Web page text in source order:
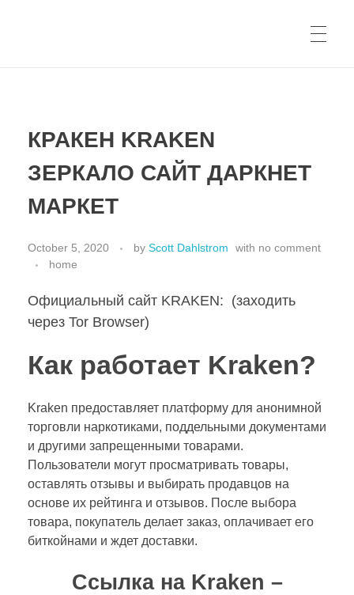
КРАКЕН KRAKEN
ЗЕРКАЛО САЙТ ДАРКНЕТ
МАРКЕТ
October 5, 2020 by Scott Dahlstrom with no comment
home
Официальный сайт KRAKEN: (заходить
через Tor Browser)
Как работает Kraken?
Kraken предоставляет платформу для анонимной
торговли наркотиками, поддельными документами
и другими запрещенными товарами.
Пользователи могут просматривать товары,
оставлять отзывы и выбирать продавцов на
основе их рейтинга и отзывов. После выбора
товара, покупатель делает заказ, оплачивает его
биткойнами и ждет доставки.
Cсылка на Kraken –